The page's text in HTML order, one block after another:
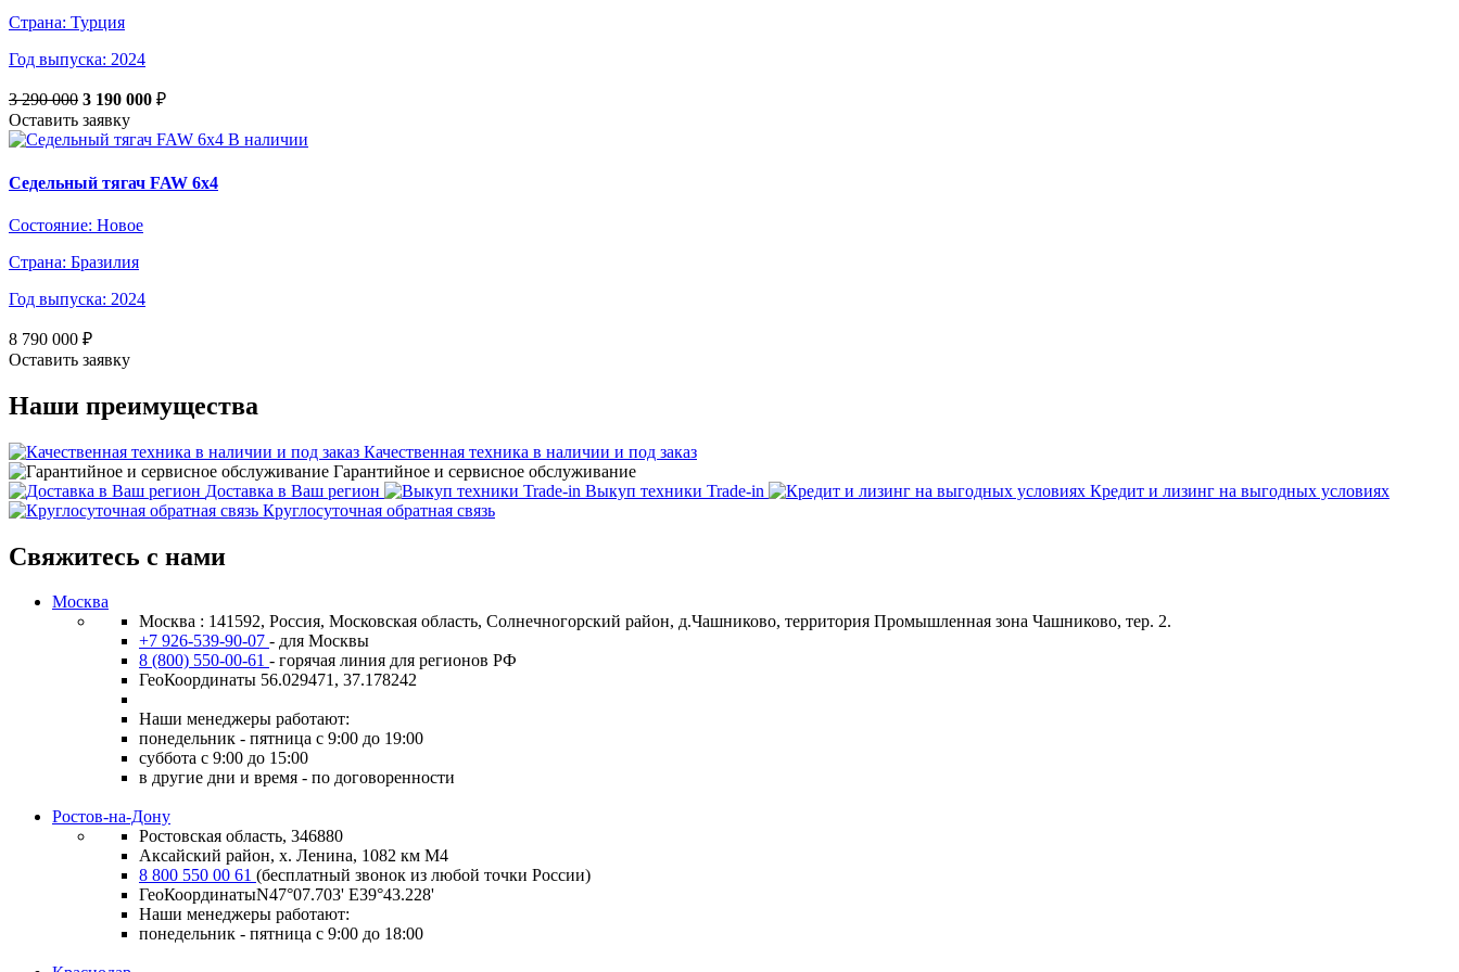
Страна: Турция
Год выпуска: 2024
3 290 000 3 190 000 ₽
Оставить заявку
В наличии
Седельный тягач FAW 6х4
Состояние: Новое
Страна: Бразилия
Год выпуска: 2024
8 790 000 ₽
Оставить заявку
Наши преимущества
Качественная техника в наличии и под заказ
Гарантийное и сервисное обслуживание
Доставка в Ваш регион
Выкуп техники Trade-in
Кредит и лизинг на выгодных условиях
Круглосуточная обратная связь
Свяжитесь с нами
Москва
Москва : 141592, Россия, Московская область, Солнечногорский район, д.Чашниково, территория Промышленная зона Чашниково, тер. 2.
+7 926-539-90-07 - для Москвы
8 (800) 550-00-61 - горячая линия для регионов РФ
ГеоКоординаты 56.029471, 37.178242
Наши менеджеры работают:
понедельник - пятница с 9:00 до 19:00
суббота с 9:00 до 15:00
в другие дни и время - по договоренности
Ростов-на-Дону
Ростовская область, 346880
Аксайский район, х. Ленина, 1082 км М4
8 800 550 00 61 (бесплатный звонок из любой точки России)
ГеоКоординатыN47°07.703' E39°43.228'
Наши менеджеры работают:
понедельник - пятница с 9:00 до 18:00